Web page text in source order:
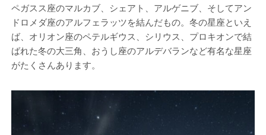
ペガスス座のマルカブ、シェアト、アルゲニブ、そしてアン
ドロメダ座のアルフェラッツを結んだもの。冬の星座といえ
ば、オリオン座のペテルギウス、シリウス、プロキオンで結
ばれた冬の大三角、おうし座のアルデバランなど有名な星座
がたくさんあります。